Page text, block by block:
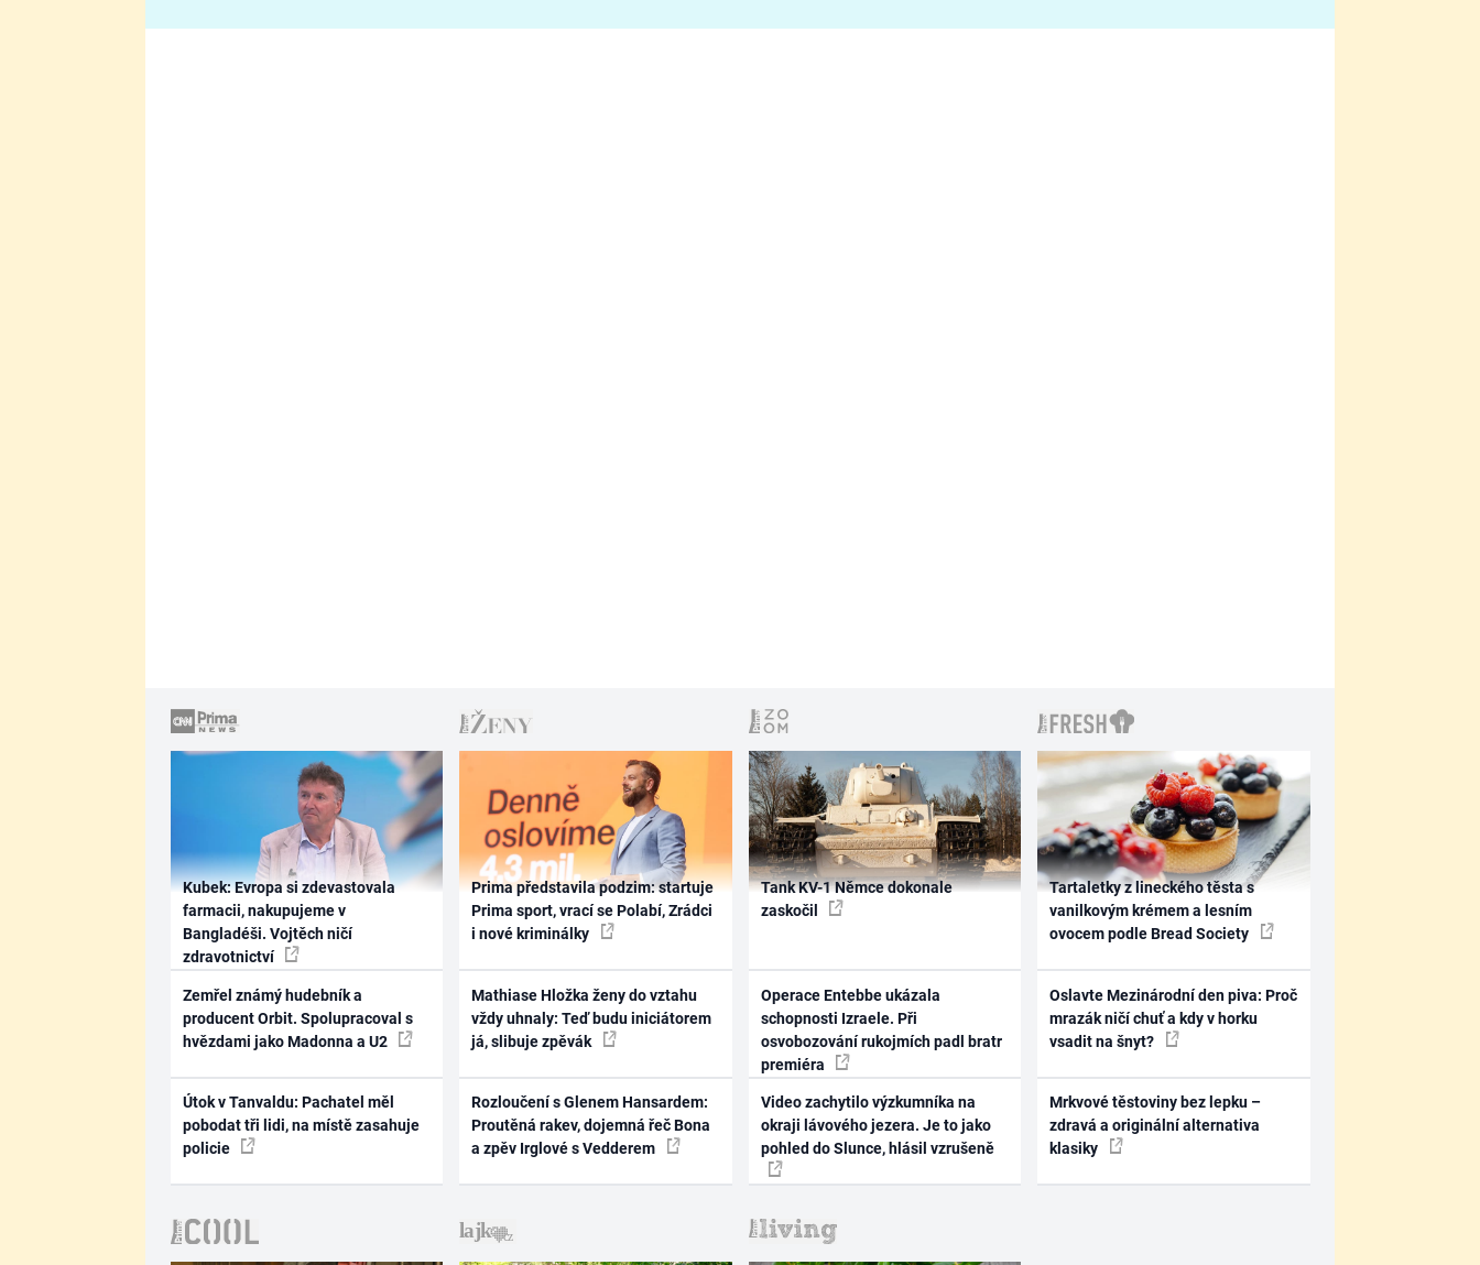
Kubek: Evropa si zdevastovala
farmacii, nakupujeme v
Bangladéši. Vojtěch ničí
zdravotnictví
Zemřel známý hudebník a
producent Orbit. Spolupracoval s
hvězdami jako Madonna a U2
Útok v Tanvaldu: Pachatel měl
pobodat tři lidi, na místě zasahuje
policie
Prima představila podzim: startuje
Prima sport, vrací se Polabí, Zrádci
i nové kriminálky
Mathiase Hložka ženy do vztahu
vždy uhnaly: Teď budu iniciátorem
já, slibuje zpěvák
Rozloučení s Glenem Hansardem:
Proutěná rakev, dojemná řeč Bona
a zpěv Irglové s Vedderem
Tank KV-1 Němce dokonale
zaskočil
Operace Entebbe ukázala
schopnosti Izraele. Při
osvobozování rukojmích padl bratr
premiéra
Video zachytilo výzkumníka na
okraji lávového jezera. Je to jako
pohled do Slunce, hlásil vzrušeně
Tartaletky z lineckého těsta s
vanilkovým krémem a lesním
ovocem podle Bread Society
Oslavte Mezinárodní den piva: Proč
mrazák ničí chuť a kdy v horku
vsadit na šnyt?
Mrkvové těstoviny bez lepku –
zdravá a originální alternativa
klasiky